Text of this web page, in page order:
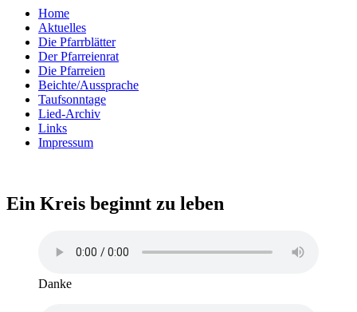
Home
Aktuelles
Die Pfarrblätter
Der Pfarreienrat
Die Pfarreien
Beichte/Aussprache
Taufsonntage
Lied-Archiv
Links
Impressum
Ein Kreis beginnt zu leben
Danke